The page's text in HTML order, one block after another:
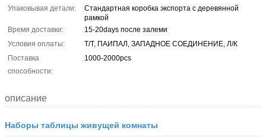
Упаковывая детали:
Стандартная коробка экспорта с деревянной
рамкой
Время доставки:
15-20days после залеми
Условия оплаты:
Т/Т, ПАИПАЛ, ЗАПАДНОЕ СОЕДИНЕНИЕ, Л/К
Поставка
способности:
1000-2000pcs
описание
Наборы таблицы живущей комнаты